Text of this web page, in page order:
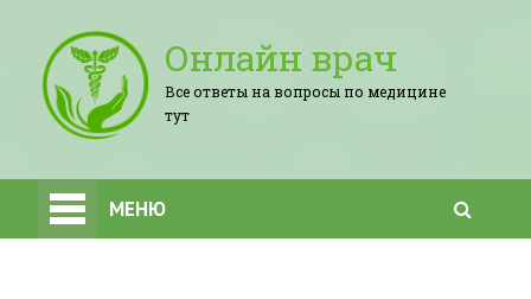
Онлайн врач
Все ответы на вопросы по медицине
тут
МЕНЮ